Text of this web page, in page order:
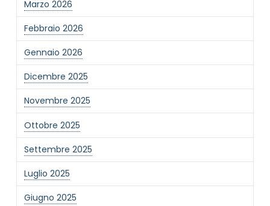
Marzo 2026
Febbraio 2026
Gennaio 2026
Dicembre 2025
Novembre 2025
Ottobre 2025
Settembre 2025
Luglio 2025
Giugno 2025